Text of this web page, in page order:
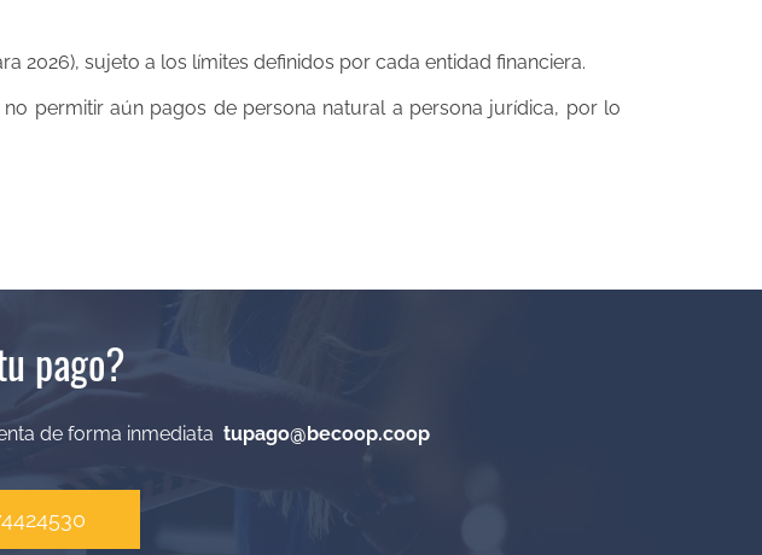
2026), sujeto a los límites definidos por cada entidad financiera.
permitir aún pagos de persona natural a persona jurídica, por lo
pago?
de forma inmediata tupago@becoop.coop